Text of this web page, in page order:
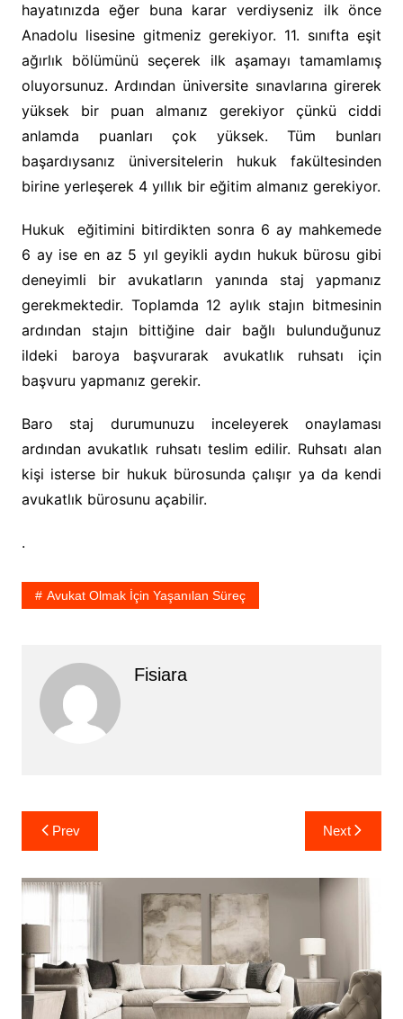
hayatınızda eğer buna karar verdiyseniz ilk önce
Anadolu lisesine gitmeniz gerekiyor. 11. sınıfta eşit
ağırlık bölümünü seçerek ilk aşamayı tamamlamış
oluyorsunuz. Ardından üniversite sınavlarına girerek
yüksek bir puan almanız gerekiyor çünkü ciddi
anlamda puanları çok yüksek. Tüm bunları
başardıysanız üniversitelerin hukuk fakültesinden
birine yerleşerek 4 yıllık bir eğitim almanız gerekiyor.
Hukuk eğitimini bitirdikten sonra 6 ay mahkemede
6 ay ise en az 5 yıl geyikli aydın hukuk bürosu gibi
deneyimli bir avukatların yanında staj yapmanız
gerekmektedir. Toplamda 12 aylık stajın bitmesinin
ardından stajın bittiğine dair bağlı bulunduğunuz
ildeki baroya başvurarak avukatlık ruhsatı için
başvuru yapmanız gerekir.
Baro staj durumunuzu inceleyerek onaylaması
ardından avukatlık ruhsatı teslim edilir. Ruhsatı alan
kişi isterse bir hukuk bürosunda çalışır ya da kendi
avukatlık bürosunu açabilir.
.
Avukat Olmak İçin Yaşanılan Süreç
Fisiara
Yazı
gezinmesi
Prev Next